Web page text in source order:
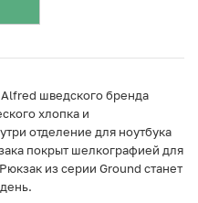
шведского бренда
хлопка и
отделение для ноутбука
покрыт шелкографией для
из серии Ground станет